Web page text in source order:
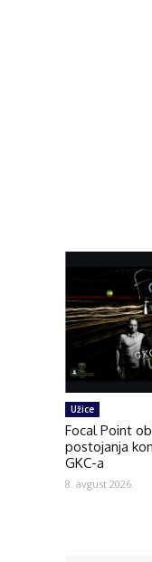
Užice
Focal Point
postojanja
GKC-a
8. avgust 2026.